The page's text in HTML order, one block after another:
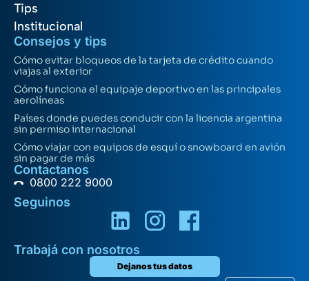
Tips
Institucional
Consejos y tips
Cómo evitar bloqueos de la tarjeta de crédito cuando
viajas al exterior
Cómo funciona el equipaje deportivo en las principales
aerolíneas
Países donde puedes conducir con la licencia argentina
sin permiso internacional
Cómo viajar con equipos de esquí o snowboard en avión
sin pagar de más
Contactanos
0800 222 9000
Seguinos
Trabajá con nosotros
Dejanos tus datos